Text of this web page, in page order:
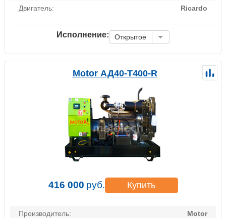
Двигатель:
Ricardo
Исполнение: Открытое
Motor АД40-Т400-R
416 000 руб. Купить
Производитель:
Motor